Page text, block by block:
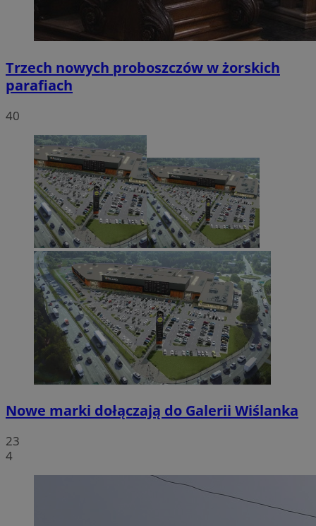
Trzech nowych proboszczów w żorskich
parafiach
40
Nowe marki dołączają do Galerii Wiślanka
23
4